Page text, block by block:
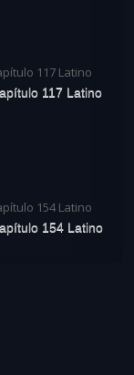
117 Latino
154 Latino